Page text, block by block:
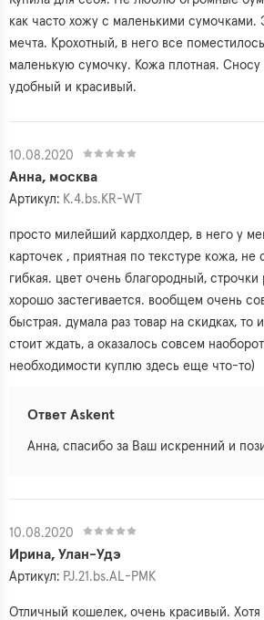
как часто хожу с маленькими сумочками.
мечта. Крохотный, в него все
маленькую сумочку. Кожа плотная.
удобный и красивый.
10.08.2020
Анна, москва
Артикул: K.4.bs.KR-WT
просто милейший кардхолдер, в него у
карточек , приятная по текстуре кожа, не
гибкая. цвет очень благородный,
хорошо застегивается. вообщем очень
быстрая. думала раз товар на скидках, то
стоит ждать, а оказалось совсем
необходимости куплю здесь еще что-то)
Ответ Askent
Анна, спасибо за Ваш искренний и
10.08.2020
Ирина, Улан-Удэ
Артикул: PJ.21.bs.AL-PMK
Отличный кошелек, очень красивый.